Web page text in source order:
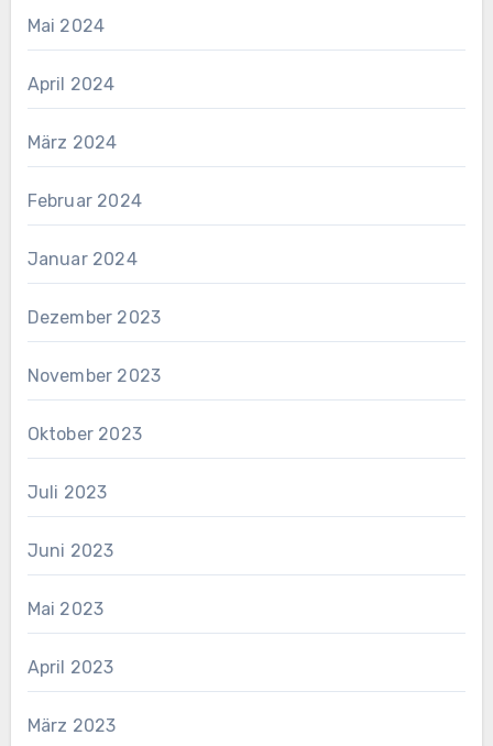
Mai 2024
April 2024
März 2024
Februar 2024
Januar 2024
Dezember 2023
November 2023
Oktober 2023
Juli 2023
Juni 2023
Mai 2023
April 2023
März 2023